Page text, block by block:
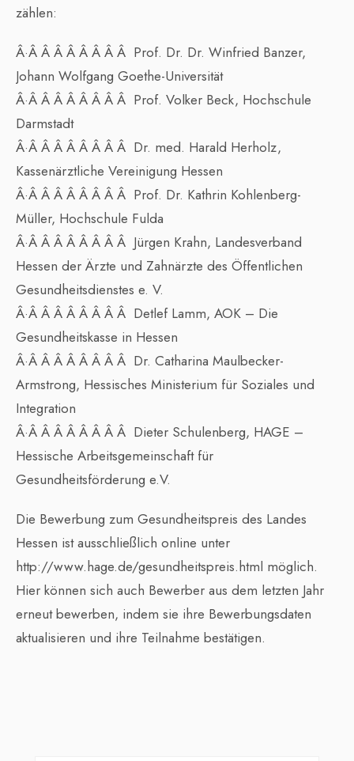
zählen:
Â·Â Â Â Â Â Â Â Â Prof. Dr. Dr. Winfried Banzer,
Johann Wolfgang Goethe-Universität
Â·Â Â Â Â Â Â Â Â Prof. Volker Beck, Hochschule
Darmstadt
Â·Â Â Â Â Â Â Â Â Dr. med. Harald Herholz,
Kassenärztliche Vereinigung Hessen
Â·Â Â Â Â Â Â Â Â Prof. Dr. Kathrin Kohlenberg-
Müller, Hochschule Fulda
Â·Â Â Â Â Â Â Â Â Jürgen Krahn, Landesverband
Hessen der Ärzte und Zahnärzte des Öffentlichen
Gesundheitsdienstes e. V.
Â·Â Â Â Â Â Â Â Â Detlef Lamm, AOK – Die
Gesundheitskasse in Hessen
Â·Â Â Â Â Â Â Â Â Dr. Catharina Maulbecker-
Armstrong, Hessisches Ministerium für Soziales und
Integration
Â·Â Â Â Â Â Â Â Â Dieter Schulenberg, HAGE –
Hessische Arbeitsgemeinschaft für
Gesundheitsförderung e.V.
Die Bewerbung zum Gesundheitspreis des Landes
Hessen ist ausschließlich online unter
http://www.hage.de/gesundheitspreis.html möglich.
Hier können sich auch Bewerber aus dem letzten Jahr
erneut bewerben, indem sie ihre Bewerbungsdaten
aktualisieren und ihre Teilnahme bestätigen.